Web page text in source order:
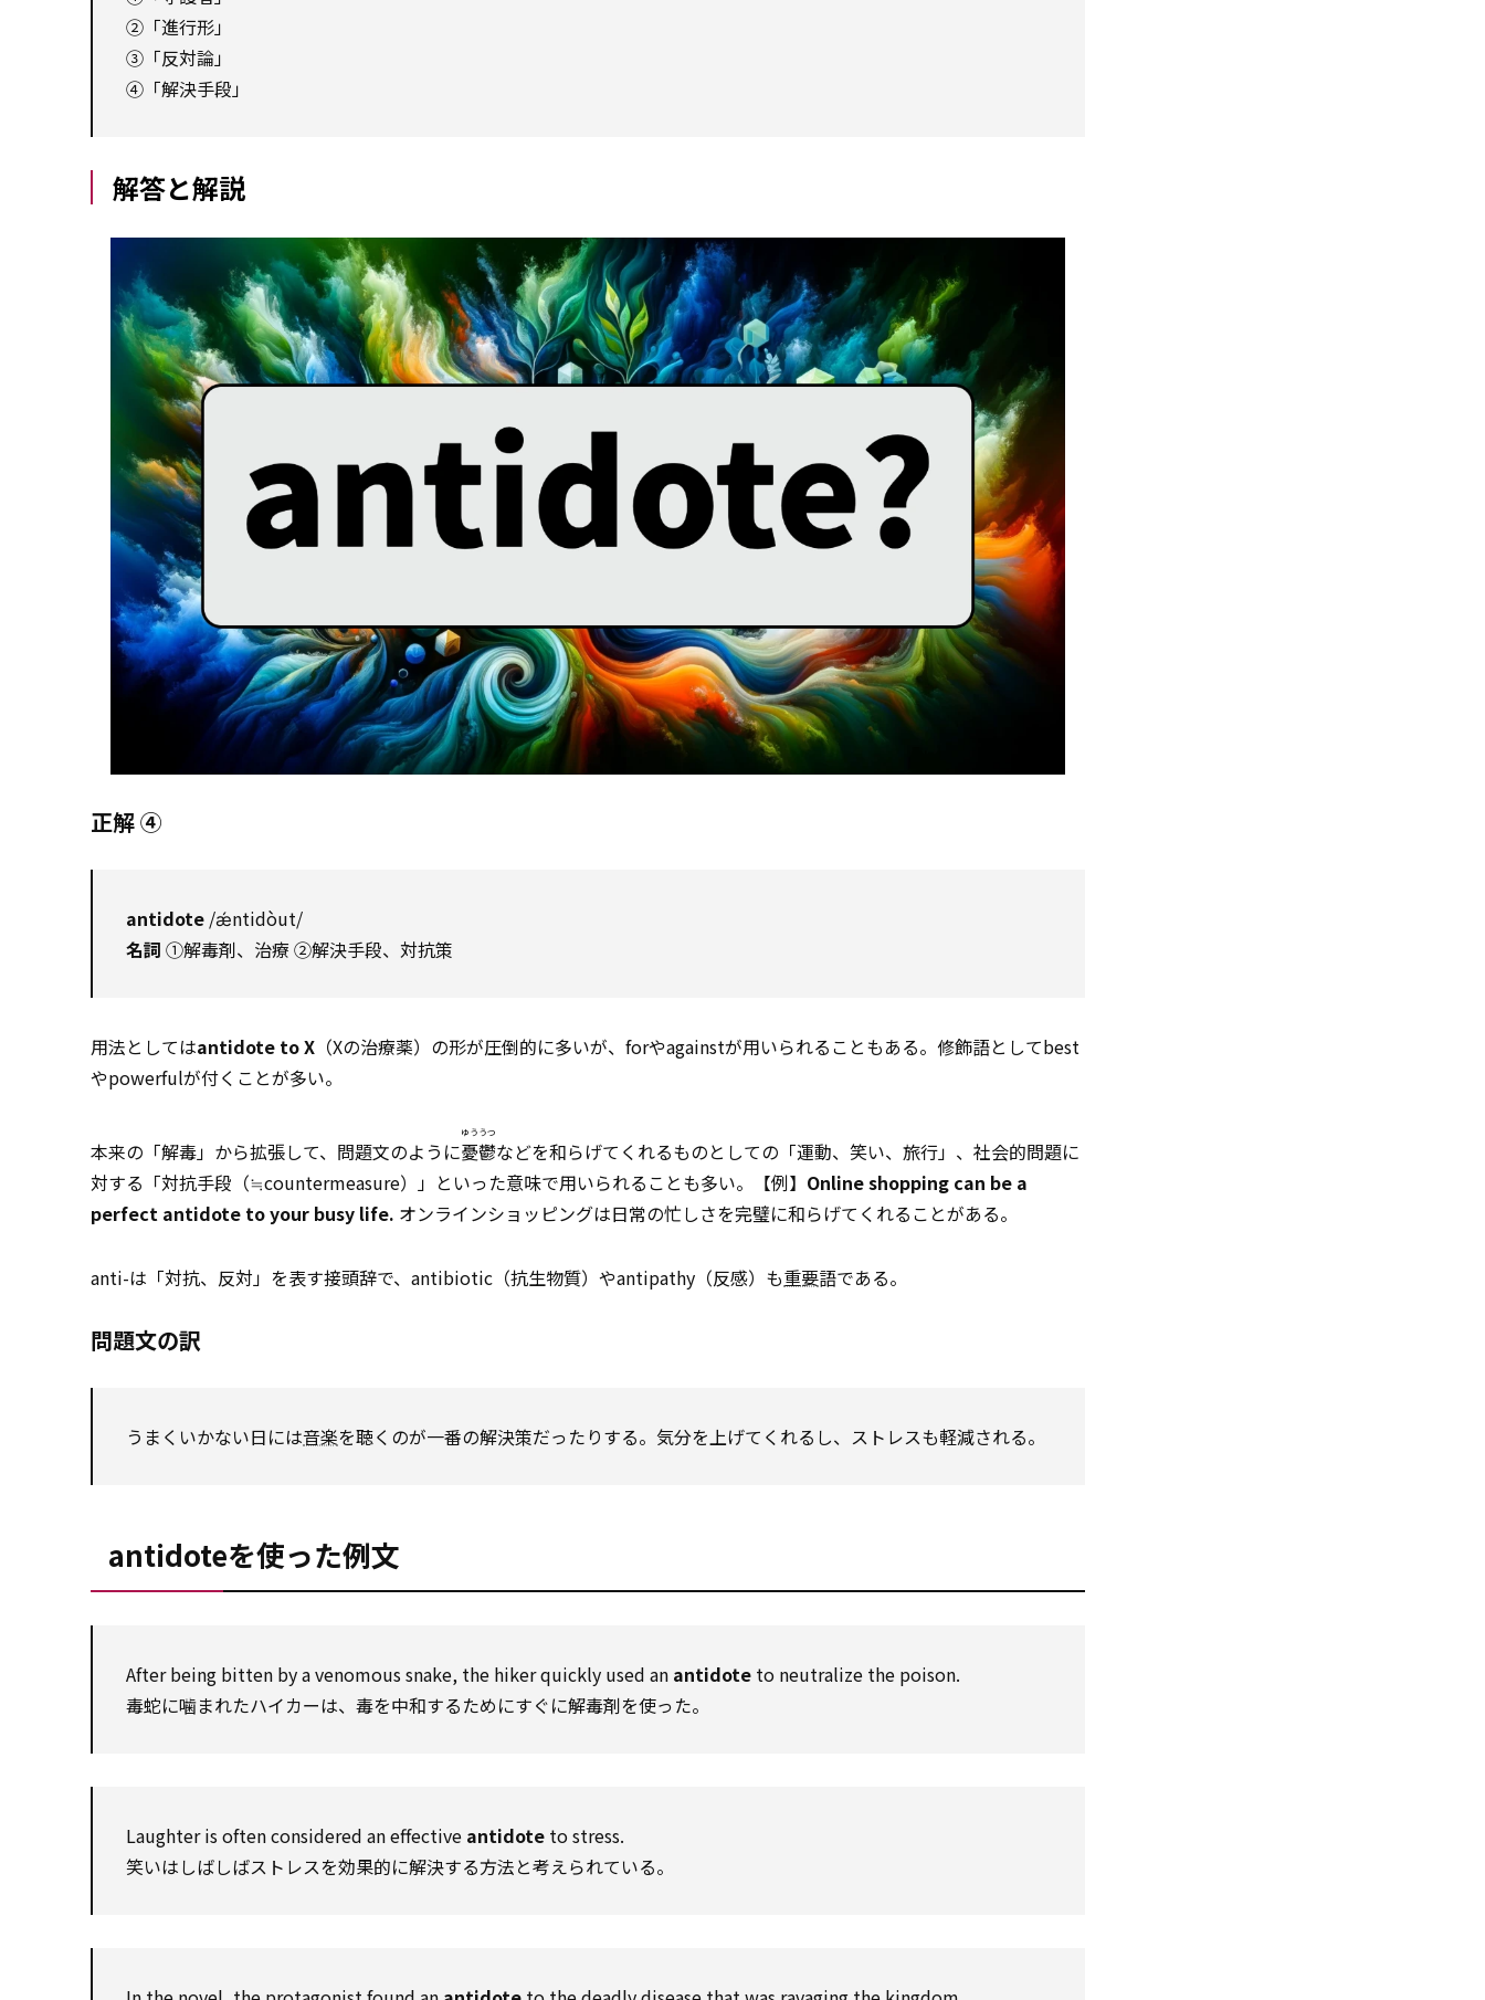
②「進行形」
③「反対論」
④「解決手段」
解答と解説
正解 ④
antidote /ǽntidòut/
名詞 ①解毒剤、治療 ②解決手段、対抗策
用法としてはantidote to X （Xの治療薬）の形が圧倒的に多いが、forやagainstが用いられることもある。修飾語としてbest
やpowerfulが付くことが多い。
本来の「解毒」から拡張して、問題文のように憂鬱
ゆううつ
などを和らげてくれるものとしての「運動、笑い、旅行」、社会的問題に
対する「対抗手段（≒countermeasure）」といった意味で用いられることも多い。【例】 Online shopping can be a
perfect antidote to your busy life. オンラインショッピングは日常の忙しさを完璧に和らげてくれることがある。
anti-は「対抗、反対」を表す接頭辞で、antibiotic（抗生物質）やantipathy（反感）も重要語である。
問題文の訳
うまくいかない日には音楽を聴くのが一番の解決策だったりする。気分を上げてくれるし、ストレスも軽減される。
antidoteを使った例文
After being bitten by a venomous snake, the hiker quickly used an antidote to neutralize the poison.
毒蛇に噛まれたハイカーは、毒を中和するためにすぐに解毒剤を使った。
Laughter is often considered an effective antidote to stress.
笑いはしばしばストレスを効果的に解決する方法と考えられている。